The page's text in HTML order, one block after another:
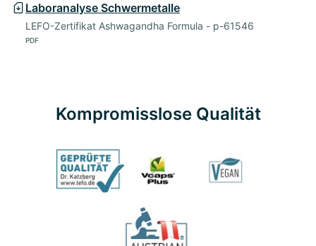
Laboranalyse Schwermetalle
LEFO-Zertifikat Ashwagandha Formula - p-61546
PDF
Kompromisslose Qualität